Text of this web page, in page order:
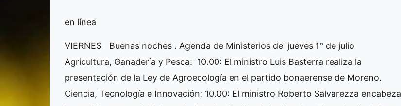
en línea
VIERNES
Buenas noches . Agenda de Ministerios del jueves 1° de julio
Agricultura, Ganadería y Pesca: 10.00: El ministro Luis Basterra realiza la
presentación de la Ley de Agroecología en el partido bonaerense de Moreno.
Ciencia, Tecnología e Innovación: 10.00: El ministro Roberto Salvarezza encabeza